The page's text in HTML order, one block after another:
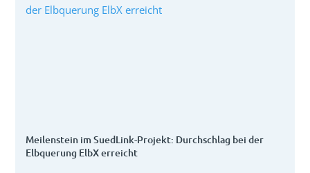
Meilenstein im SuedLink-Projekt: Durchschlag bei der
Elbquerung ElbX erreicht